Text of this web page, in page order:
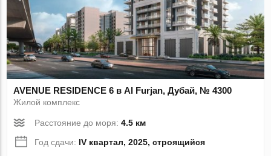
AVENUE RESIDENCE 6 в Al Furjan, Дубай, № 4300
Жилой комплекс
Расстояние до моря:4.5 км
Год сдачи: IV квартал, 2025, строящийся